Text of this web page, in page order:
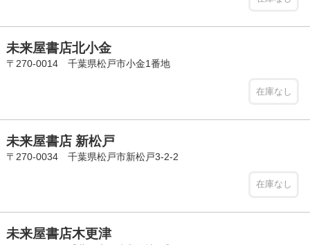
未来屋書店北小金
〒270-0014 千葉県松戸市小金1番地
在庫なし
未来屋書店 新松戸
〒270-0034 千葉県松戸市新松戸3-2-2
在庫なし
未来屋書店木更津